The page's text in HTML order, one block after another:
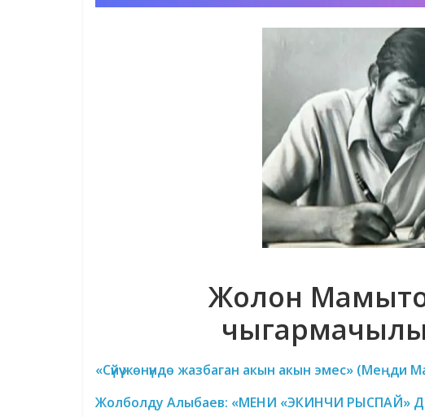
Жолон
«Сүйүү жөнүндө жазбаган акын акын эмес»
Жолболду Алыбаев: «МЕНИ «ЭКИНЧИ РЫСПАЙ»